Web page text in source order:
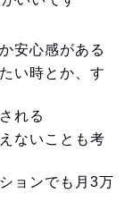
安心感がある
い時とか、す
れる
ないことも考
ョンでも月3万